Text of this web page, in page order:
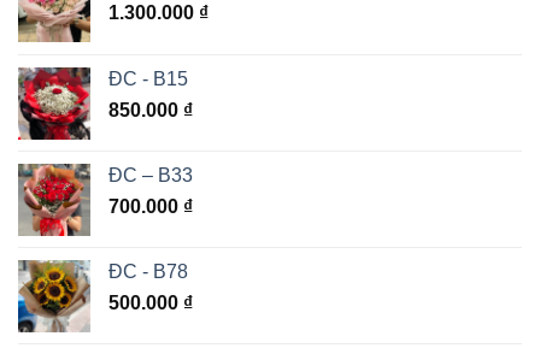
1.300.000 ₫
ĐC - B15
850.000 ₫
ĐC – B33
700.000 ₫
ĐC - B78
500.000 ₫